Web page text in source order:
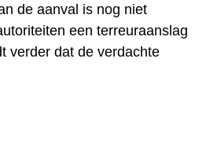
de aanval is nog niet
een terreuraanslag
verder dat de verdachte